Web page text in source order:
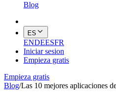
Blog
ES
ENDEESFR
Iniciar sesion
Empieza gratis
Empieza gratis
Blog/Las 10 mejores aplicaciones